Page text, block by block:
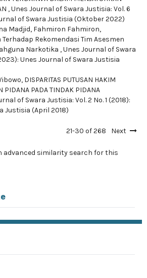
,Unes Journal of Swara Justisia: Vol. 6
of Swara Justisia (Oktober 2022)
Madjid, Fahmiron Fahmiron,
Rekomendasi Tim Asesmen
Narkotika ,Unes Journal of Swara
Unes Journal of Swara Justisia
DISPARITAS PUTUSAN HAKIM
PIDANA PADA TINDAK PIDANA
of Swara Justisia: Vol. 2 No. 1 (2018):
Justisia (April 2018)
21-30 of 268 Next
advanced similarity search for this